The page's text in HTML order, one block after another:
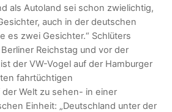
als Autoland sei schon zwielichtig,
auch in der deutschen
es zwei Gesichter.“ Schlüters
Reichstag und vor der
der VW-Vogel auf der Hamburger
fahrtüchtigen
Welt zu sehen- in einer
Einheit: „Deutschland unter der